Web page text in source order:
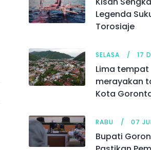
Legenda
Torosiaje
SELASA 17
Lima tempat
merayakan
Kota
RABU 07
Bupati